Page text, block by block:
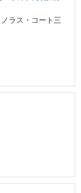
ラス・コート三